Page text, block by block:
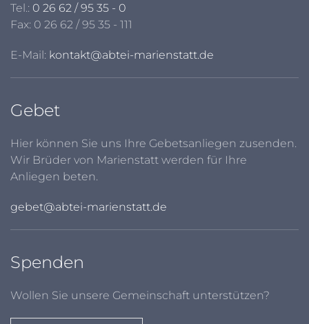
Tel.: 0 26 62 / 95 35 - 0
Fax: 0 26 62 / 95 35 - 111
E-Mail: kontakt@abtei-marienstatt.de
Gebet
Hier können Sie uns Ihre Gebetsanliegen zusenden.
Wir Brüder von Marienstatt werden für Ihre
Anliegen beten.
gebet@abtei-marienstatt.de
Spenden
Wollen Sie unsere Gemeinschaft unterstützen?